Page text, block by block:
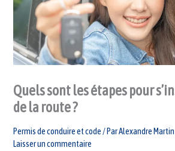
Quels sont les étapes pour
de la route ?
Permis de conduire et code / ParAlexandre Martin
Laisser un commentaire